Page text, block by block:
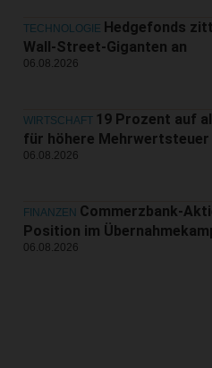
TECHNOLOGIE Hedgefonds
Wall-Street-Giganten an
06.08.2026
WIRTSCHAFT 19 Prozent auf
für höhere Mehrwertsteuer
06.08.2026
FINANZEN Commerzbank-
Position im
06.08.2026